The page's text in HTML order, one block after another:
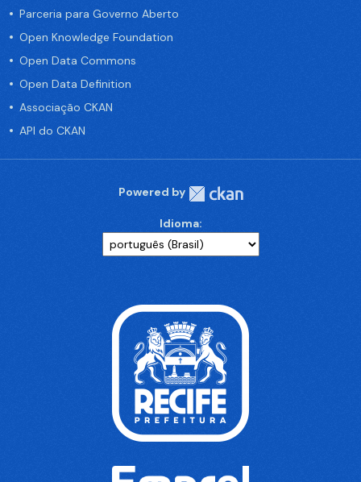
Parceria para Governo Aberto
Open Knowledge Foundation
Open Data Commons
Open Data Definition
Associação CKAN
API do CKAN
Powered by
Idioma